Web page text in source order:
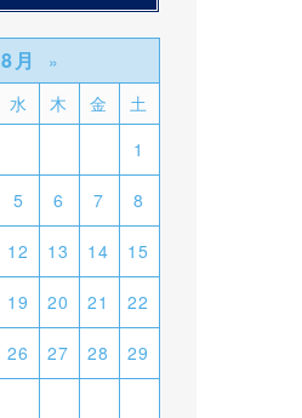
8月
»
水 木 金
土
1
5 6 7 8
12 13 14 15
19 20 21 22
26 27 28 29